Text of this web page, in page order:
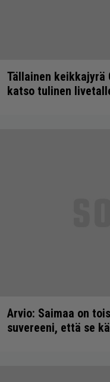
Tällainen keikkajyrä
katso tulinen
Arvio: Saimaa on
suvereeni, että se